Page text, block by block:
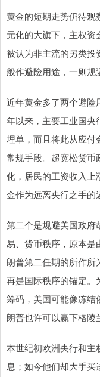
黄金的短期走势仍待观
元化的大旗下，主权资
被认为非主流的另类投
般作避险用途，一则规
近年黄金多了两个避险
年以来，主要工业国央
埋单，而且将此从应付
常规手段。超宽松货币
化，居民的工资收入上
金作为远离央行之手的
第二个是规避美国政府
易、货币秩序，原本是
朗普第二任期的所作所
再是国际秩序的锚定。
筹码，美国可能像冻结
朗普也许可以赢下格陵
本世纪初欧洲央行和主
息；如今他们却大手